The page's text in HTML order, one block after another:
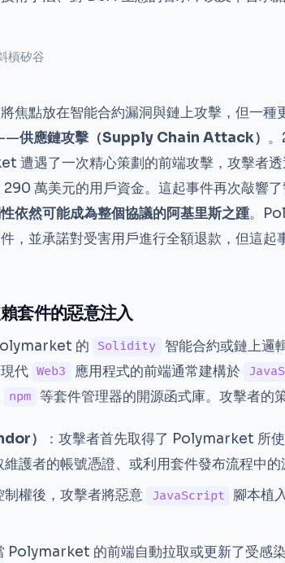
槓矽谷
焦點放在智能合約漏洞與鏈上攻擊，但一種
供應鏈攻擊（Supply Chain Attack）
遭遇了一次精心策劃的前端攻擊，攻擊者
萬美元的用戶資金。這起事件再次敲響
依然可能成為整個協議的阿基里斯之踵。
，並承諾對受害用戶進行全額退款，但這起
套件的惡意注入
的 Solidity 智能合約或鏈上邏
代 Web3 應用程式的前端通常建構於
npm 等套件管理器的開源函式庫。攻擊者的
）
：攻擊者首先取得了 Polymarket 所
護者的帳號憑證、或利用套件發布流程中的
制權後，攻擊者將惡意 JavaScript
腳本植
Polymarket 的前端自動拉取或更新了受感